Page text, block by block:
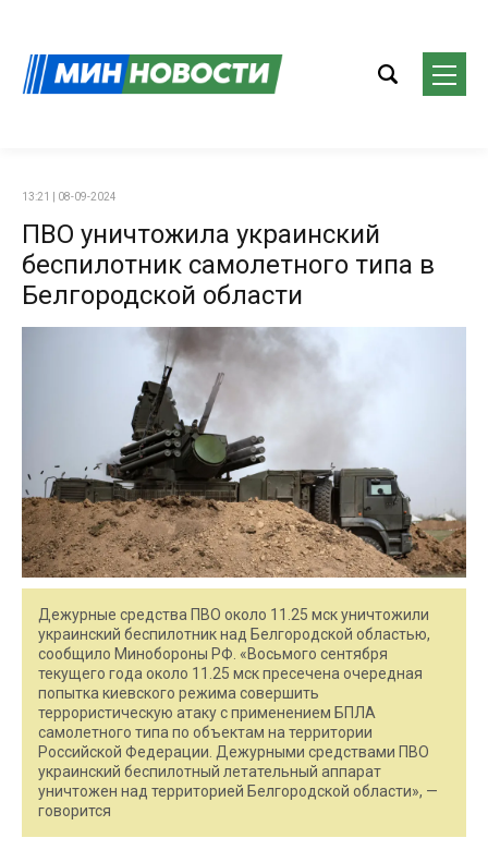
13:21 | 08-09-2024
ПВО уничтожила украинский
беспилотник самолетного типа в
Белгородской области
Дежурные средства ПВО около 11.25 мск уничтожили
украинский беспилотник над Белгородской областью,
сообщило Минобороны РФ. «Восьмого сентября
текущего года около 11.25 мск пресечена очередная
попытка киевского режима совершить
террористическую атаку c применением БПЛА
самолетного типа по объектам на территории
Российской Федерации. Дежурными средствами ПВО
украинский беспилотный летательный аппарат
уничтожен над территорией Белгородской области», —
говорится